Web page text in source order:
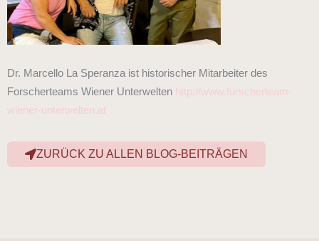
Dr. Marcello La Speranza ist historischer Mitarbeiter des
Forscherteams Wiener Unterwelten http://www.forscherteam-
wiener-unterwelten.at
ZURÜCK ZU ALLEN BLOG-BEITRÄGEN